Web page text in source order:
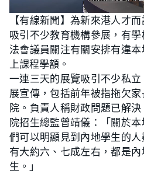
n
m
t
e
L
o
a
d
e
d
:
2
0
9
%
【有線新聞】為新來港人才
吸引不少教育機構參展，有
法會議員關注有關安排有違
上課程學額。
一連三天的展覽吸引不少私
展宣傳，包括前年被指拖欠
院。負責人稱財政問題已解
院招生總監曾靖儀：「關於
們可以明顯見到內地學生的
有大約六、七成左右，都是
生。」